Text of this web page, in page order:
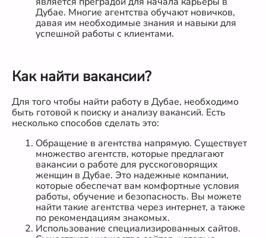
Дубае. Многие агентства обучают новичков,
давая им необходимые знания и навыки для
успешной работы с клиентами.
Как найти вакансии?
Для того чтобы найти работу в Дубае, необходимо
быть готовой к поиску и анализу вакансий. Есть
несколько способов сделать это:
Обращение в агентства напрямую. Существует
множество агентств, которые предлагают
вакансии о работе для русскоговорящих
женщин в Дубае. Это надежные компании,
которые обеспечат вам комфортные условия
работы, обучение и безопасность. Вы можете
найти такие агентства через интернет, а также
по рекомендациям знакомых.
Использование специализированных сайтов.